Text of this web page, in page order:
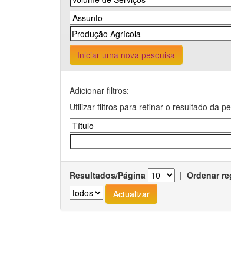
Iniciar uma nova pesquisa
Adicionar filtros:
Utilizar filtros para refinar o resultado da
Resultados/Página | Ordenar